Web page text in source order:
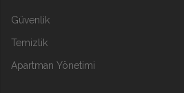
Güvenlik
Temizlik
Apartman Yönetimi